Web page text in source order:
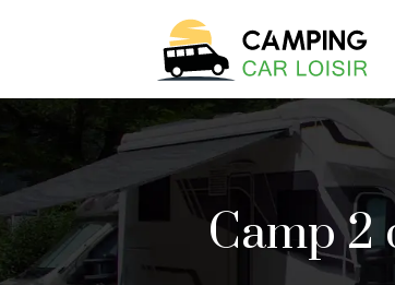
Camp 2